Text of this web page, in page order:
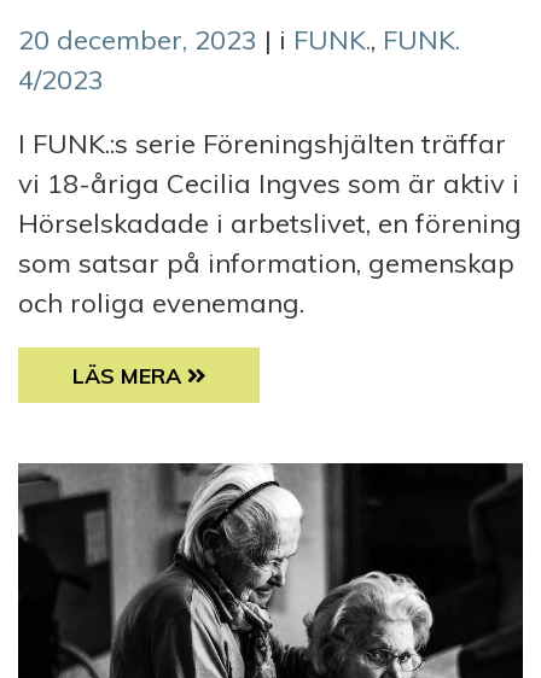
20 december, 2023 | i FUNK., FUNK.
4/2023
I FUNK.:s serie Föreningshjälten träffar
vi 18-åriga Cecilia Ingves som är aktiv i
Hörselskadade i arbetslivet, en förening
som satsar på information, gemenskap
och roliga evenemang.
CECILIA INGVES ÄR 18-ÅRIG
LÄS MERA